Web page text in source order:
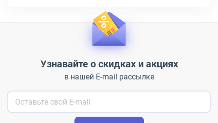
Узнавайте о скидках и акциях
в нашей E-mail рассылке